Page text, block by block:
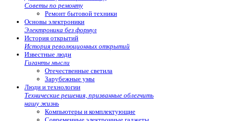
Советы по ремонту
Ремонт бытовой техники
Основы электроники
Электроника без формул
История открытий
История революционных открытий
Известные люди
Гиганты мысли
Отечественные светила
Зарубежные умы
Люди и технологии
Технические решения, призванные облегчить
нашу жизнь
Компьютеры и комплектующие